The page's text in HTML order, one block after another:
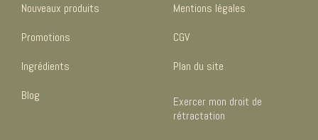
Nouveaux produits
Promotions
Ingrédients
Blog
Mentions légales
CGV
Plan du site
Exercer mon droit de
rétractation